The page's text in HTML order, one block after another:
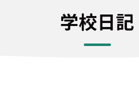
学校日記